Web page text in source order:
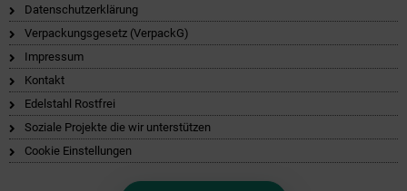
Datenschutzerklärung
Verpackungsgesetz (VerpackG)
Impressum
Kontakt
Edelstahl Rostfrei
Soziale Projekte die wir unterstützen
Cookie Einstellungen